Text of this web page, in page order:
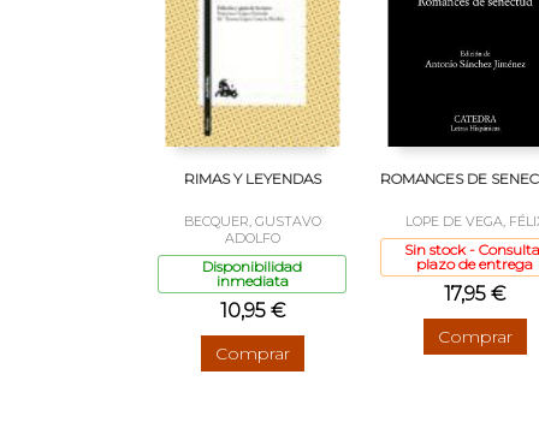
RIMAS Y LEYENDAS
BECQUER, GUSTAVO
ADOLFO
Disponibilidad
inmediata
10,95 €
Comprar
ROMANCES DE
LOPE DE VEGA,
Sin stock -
plazo de entrega
17,95 €
Comprar